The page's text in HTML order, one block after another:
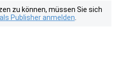
zu können, müssen Sie sich
als Publisher anmelden